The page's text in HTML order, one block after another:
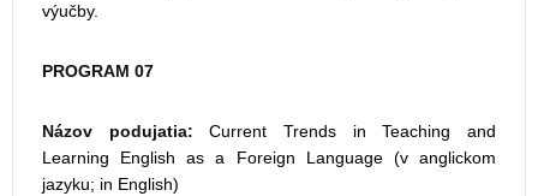
výučby.
PROGRAM 07
Názov podujatia:Current Trends in Teaching and
Learning English as a Foreign Language (v anglickom
jazyku; in English)